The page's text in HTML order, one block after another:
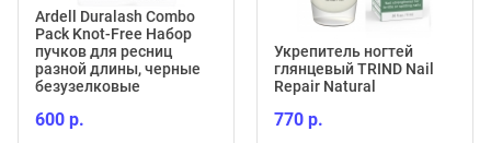
Ardell Duralash Combo
Pack Knot-Free Набор
пучков для ресниц
разной длины, черные
безузелковые
600 р.
Укрепитель ногтей
глянцевый TRIND Nail
Repair Natural
770 р.